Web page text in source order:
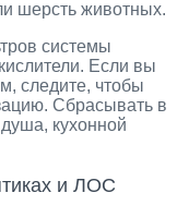
шерсть животных.
системы
Если вы
следите, чтобы
Сбрасывать в
кухонной
и ЛОС